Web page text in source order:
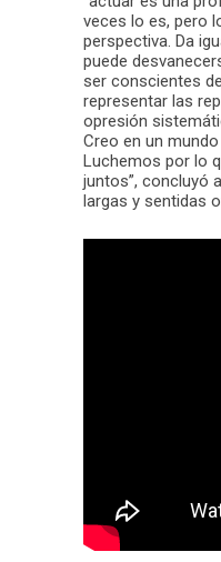
veces lo es, pero
perspectiva. Da
puede
ser conscientes
representar las
opresión
Creo en un
Luchemos por lo
juntos”, concluyó
largas y sentidas